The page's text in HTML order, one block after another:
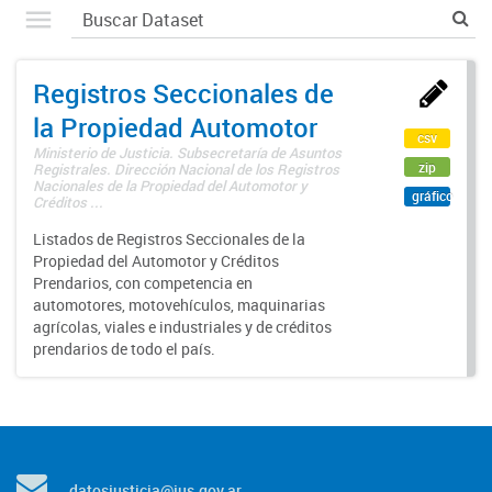
Registros Seccionales de
la Propiedad Automotor
Ministerio de Justicia. Subsecretaría de Asuntos
Registrales. Dirección Nacional de los Registros
Nacionales de la Propiedad del Automotor y
Créditos ...
Listados de Registros Seccionales de la
Propiedad del Automotor y Créditos
Prendarios, con competencia en
automotores, motovehículos, maquinarias
agrícolas, viales e industriales y de créditos
prendarios de todo el país.
csv
zip
gráfico